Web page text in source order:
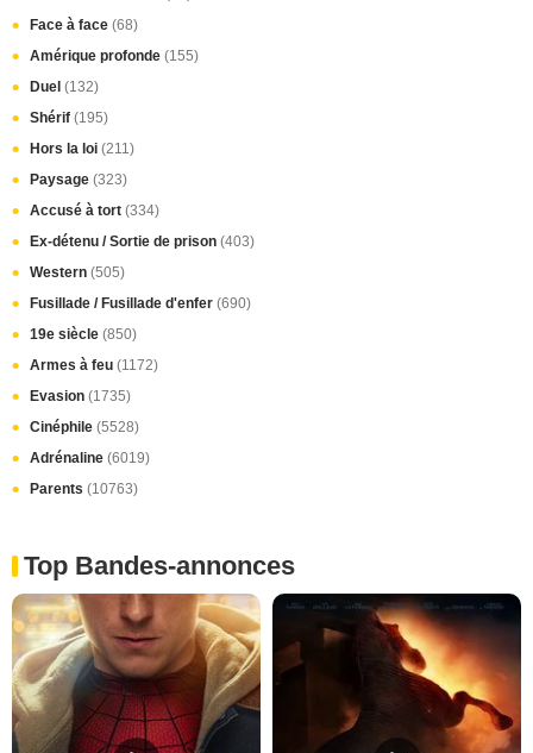
Face à face (68)
Amérique profonde (155)
Duel (132)
Shérif (195)
Hors la loi (211)
Paysage (323)
Accusé à tort (334)
Ex-détenu / Sortie de prison (403)
Western (505)
Fusillade / Fusillade d'enfer (690)
19e siècle (850)
Armes à feu (1172)
Evasion (1735)
Cinéphile (5528)
Adrénaline (6019)
Parents (10763)
Top Bandes-annonces